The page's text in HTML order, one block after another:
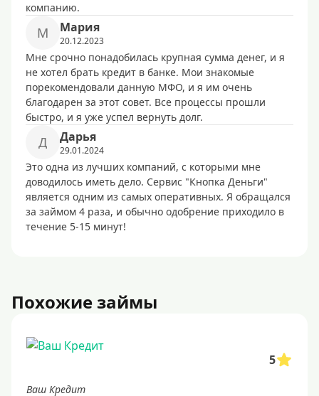
компанию.
М Мария
20.12.2023
Мне срочно понадобилась крупная сумма денег, и я
не хотел брать кредит в банке. Мои знакомые
порекомендовали данную МФО, и я им очень
благодарен за этот совет. Все процессы прошли
быстро, и я уже успел вернуть долг.
Д Дарья
29.01.2024
Это одна из лучших компаний, с которыми мне
доводилось иметь дело. Сервис "Кнопка Деньги"
является одним из самых оперативных. Я обращался
за займом 4 раза, и обычно одобрение приходило в
течение 5-15 минут!
Похожие займы
5
Ваш Кредит